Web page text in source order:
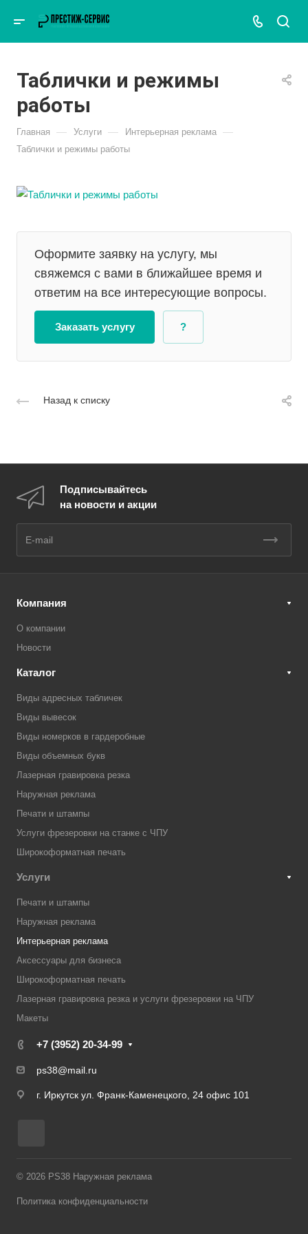
Таблички и режимы
работы
Главная — Услуги — Интерьерная реклама —
Таблички и режимы работы
Оформите заявку на услугу, мы
свяжемся с вами в ближайшее время и
ответим на все интересующие вопросы.
Заказать услугу ?
Назад к списку
Подписывайтесь
на новости и акции
Компания
О компании
Новости
Каталог
Виды адресных табличек
Виды вывесок
Виды номерков в гардеробные
Виды объемных букв
Лазерная гравировка резка
Наружная реклама
Печати и штампы
Услуги фрезеровки на станке с ЧПУ
Широкоформатная печать
Услуги
Печати и штампы
Наружная реклама
Интерьерная реклама
Аксессуары для бизнеса
Широкоформатная печать
Лазерная гравировка резка и услуги фрезеровки на ЧПУ
Макеты
+7 (3952) 20-34-99
ps38@mail.ru
г. Иркутск ул. Франк-Каменецкого, 24 офис 101
© 2026 PS38 Наружная реклама
Политика конфиденциальности